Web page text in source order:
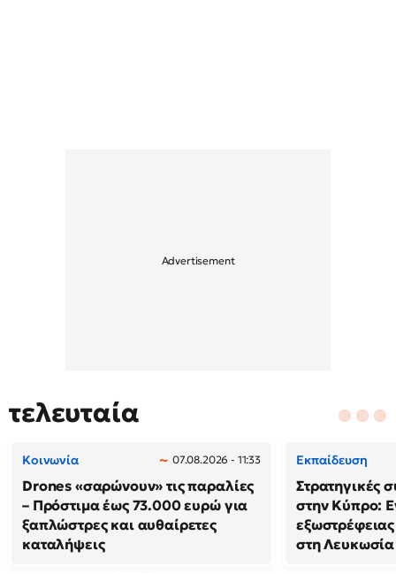
τελευταία
Κοινωνία 07.08.2026 - 11:33
Drones «σαρώνουν» τις παραλίες
– Πρόστιμα έως 73.000 ευρώ για
ξαπλώστρες και αυθαίρετες
καταλήψεις
Εκπαίδευση
Στρατηγικές
στην Κύπρο:
στη Λευκωσία